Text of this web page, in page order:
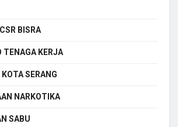
BISRA
TENAGA KERJA
SERANG
NARKOTIKA
SABU